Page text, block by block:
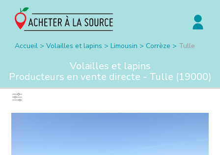
Accueil > Volailles et lapins > Limousin > Corrèze > Tulle
Volailles et lapins
Producteurs en vente directe - Tulle (19000)